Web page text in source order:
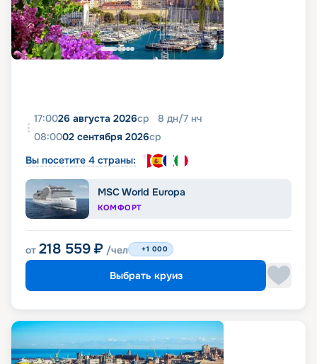
17:0026 августа 2026ср 8 дн/7 нч
08:0002 сентября 2026ср
Вы посетите 4 страны:
MSC World Europa
КОМФОРТ
от 218 559 ₽ /чел +1 000
Выбрать круиз